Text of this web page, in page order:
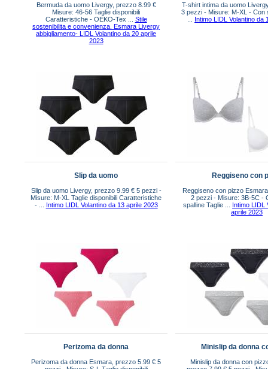
Bermuda da uomo Livergy, prezzo 8.99 €
Misure: 46-56 Taglie disponibili
Caratteristiche - OEKO-Tex ... Stile
sostenibilita e convenienza. Esmara Livergy
abbigliamento- LIDL Volantino da 20 aprile
2023
T-shirt intima da uomo
3 pezzi - Misure: M-XL - Con
Intimo LIDL Volantino da
Slip da uomo
Slip da uomo Livergy, prezzo 9.99 € 5 pezzi -
Misure: M-XL Taglie disponibili Caratteristiche
- ...
Intimo LIDL Volantino da 13 aprile 2023
Reggiseno con
Reggiseno con pizzo
2 pezzi - Misure: 3B-5C -
spalline Taglie ... Intimo LIDL
aprile 2023
Perizoma da donna
Perizoma da donna Esmara, prezzo 5.99 € 5
Minislip da donna
Minislip da donna con